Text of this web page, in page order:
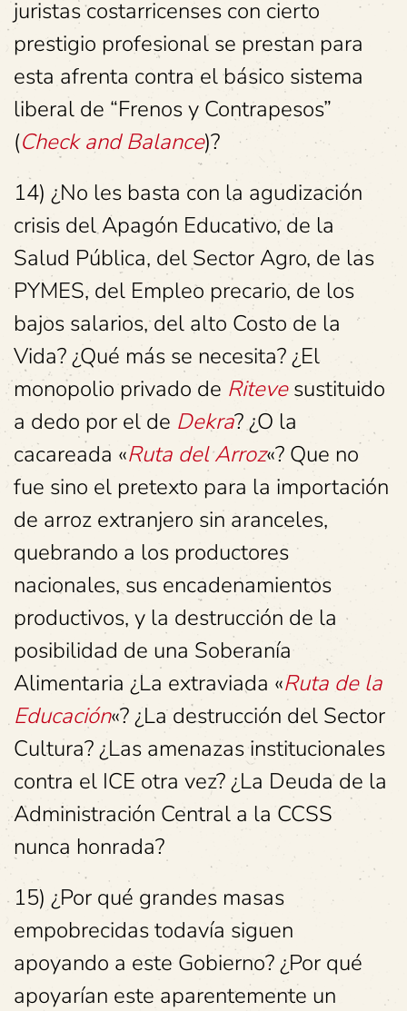
juristas costarricenses con cierto
prestigio profesional se prestan para
esta afrenta contra el básico sistema
liberal de “Frenos y Contrapesos”
(Check and Balance)?
14) ¿No les basta con la agudización
crisis del Apagón Educativo, de la
Salud Pública, del Sector Agro, de las
PYMES, del Empleo precario, de los
bajos salarios, del alto Costo de la
Vida? ¿Qué más se necesita? ¿El
monopolio privado de Ritevesustituido
a dedo por el de Dekra? ¿O la
cacareada «Ruta del Arroz«? Que no
fue sino el pretexto para la importación
de arroz extranjero sin aranceles,
quebrando a los productores
nacionales, sus encadenamientos
productivos, y la destrucción de la
posibilidad de una Soberanía
Alimentaria ¿La extraviada «Ruta de la
Educación«? ¿La destrucción del Sector
Cultura? ¿Las amenazas institucionales
contra el ICE otra vez? ¿La Deuda de la
Administración Central a la CCSS
nunca honrada?
15) ¿Por qué grandes masas
empobrecidas todavía siguen
apoyando a este Gobierno? ¿Por qué
apoyarían este aparentemente un